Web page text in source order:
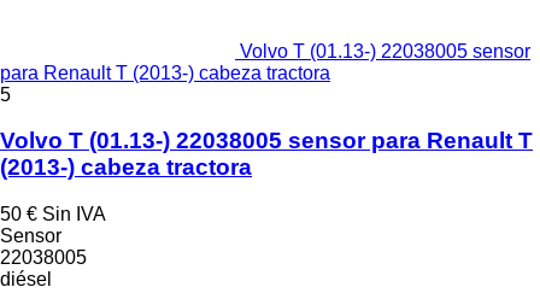
Volvo T (01.13-) 22038005 sensor
para Renault T (2013-) cabeza tractora
5
Volvo T (01.13-) 22038005 sensor para Renault T
(2013-) cabeza tractora
50 € Sin IVA
Sensor
22038005
diésel